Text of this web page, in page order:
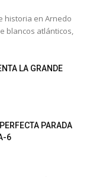
historia en Arnedo
blancos atlánticos,
LA GRANDE
PARADA
6